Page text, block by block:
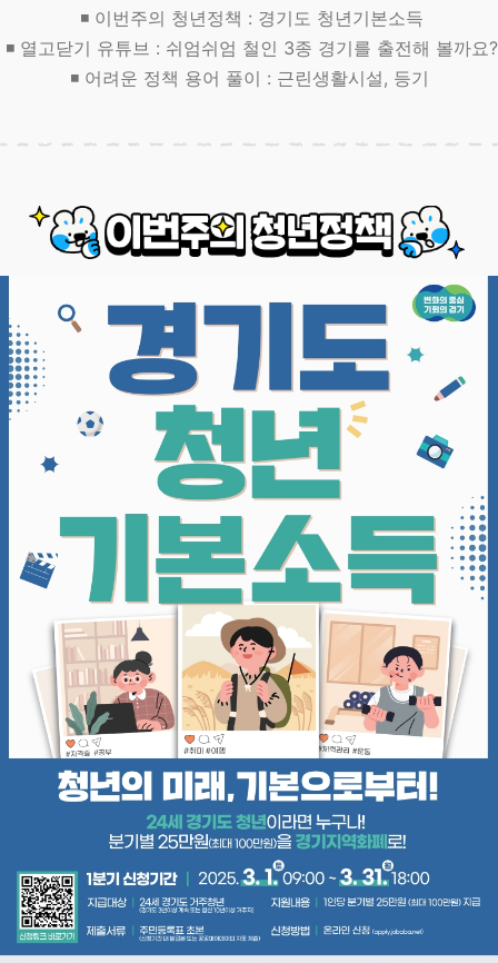
◾ 이번주의 청년정책 : 경기도 청년기본소득
◾ 열고닫기 유튜브 : 쉬엄쉬엄 철인 3종 경기를 출전해 볼까요?
◾ 어려운 정책 용어 풀이 : 근린생활시설, 등기